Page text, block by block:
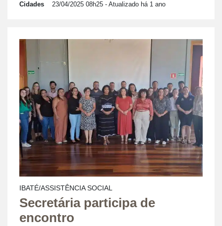
Cidades 23/04/2025 08h25 - Atualizado há 1 ano
IBATÉ/ASSISTÊNCIA SOCIAL
Secretária participa de
encontro